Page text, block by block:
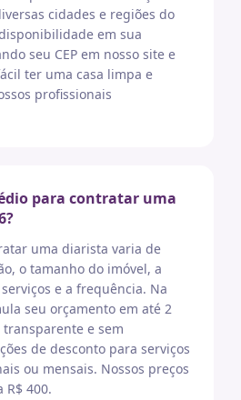
cidades e regiões do
em sua
seu CEP em nosso site e
ter uma casa limpa e
profissionais
para contratar uma
uma diarista varia de
o tamanho do imóvel, a
e a frequência. Na
seu orçamento em até 2
e sem
de desconto para serviços
ou mensais. Nossos preços
R$ 400.